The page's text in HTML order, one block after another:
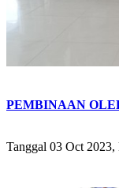
PEMBINAAN
Tanggal 03 Oct 2023,